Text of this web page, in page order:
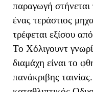
παραγωγή
ένας τεράστιος
τρέφεται εξίσου
Το Χόλιγουντ
διαμάχη είναι το
πανάκριβης